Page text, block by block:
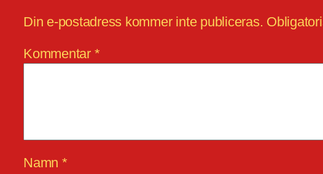
Din e-postadress kommer inte publiceras.
Kommentar *
Namn *